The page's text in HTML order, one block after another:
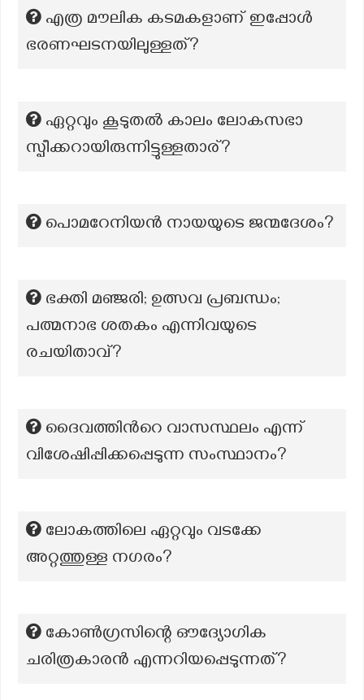
എത്ര മൗലിക കടമകളാണ് ഇപ്പോൾ
ഭരണഘടനയിലുള്ളത്?
ഏറ്റവും കൂടുതൽ കാലം ലോകസഭാ
സ്പീക്കറായിരുന്നിട്ടുള്ളതാര്?
പൊമറേനിയൻ നായയുടെ ജന്മദേശം?
ഭക്തി മഞ്ജരി; ഉത്സവ പ്രബന്ധം;
പത്മനാഭ ശതകം എന്നിവയുടെ
രചയിതാവ്?
ദൈവത്തിന്‍റെ വാസസ്ഥലം എന്ന്
വിശേഷിപ്പിക്കപ്പെടുന്ന സംസ്ഥാനം?
ലോകത്തിലെ ഏറ്റവും വടക്കേ
അറ്റത്തുള്ള നഗരം?
കോൺഗ്രസിന്റെ ഔദ്യോഗിക
ചരിത്രകാരൻ എന്നറിയപ്പെടുന്നത്?